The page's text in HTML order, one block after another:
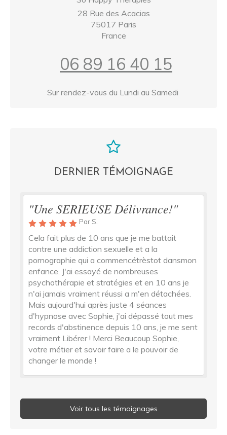
28 Rue des Acacias
75017 Paris
France
06 89 16 40 15
Sur rendez-vous du Lundi au Samedi
DERNIER TÉMOIGNAGE
"Une SERIEUSE Délivrance!"
Par S.
Cela fait plus de 10 ans que je me battait
contre une addiction sexuelle et a la
pornographie qui a commencétrèstot dansmon
enfance. J'ai essayé de nombreuses
psychothérapie et stratégies et en 10 ans je
n'ai jamais vraiment réussi a m'en détachées.
Mais aujourd'hui après juste 4 séances
d'hypnose avec Sophie, j'ai dépassé tout mes
records d'abstinence depuis 10 ans, je me sent
vraiment Libérer ! Merci Beaucoup Sophie,
votre métier et savoir faire a le pouvoir de
changer le monde !
Voir tous les témoignages